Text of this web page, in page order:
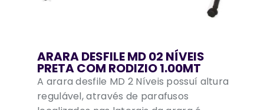
ARARA DESFILE MD 02 NÍVEIS
PRETA COM RODIZIO 1.00MT
A arara desfile MD 2 Níveis possuí altura
regulável, através de parafusos